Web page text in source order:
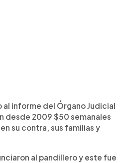
informe del Órgano Judicial
desde 2009 $50 semanales
su contra, sus familias y
al pandillero y este fue